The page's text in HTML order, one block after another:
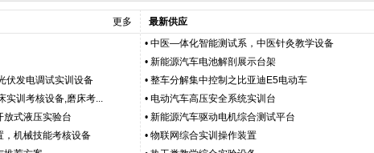
更多
伏发电调试实训设备
实训考核设备,磨床考...
放式液压实验台
，机械技能考核设备
最新供应
• 中医—体化智能测试系，中医针灸教学设备
• 新能源汽车电池解剖展示台架
• 整车分解集中控制之比亚迪E5电动车
• 电动汽车高压安全系统实训台
• 新能源汽车驱动电机综合测试平台
• 物联网综合实训操作装置